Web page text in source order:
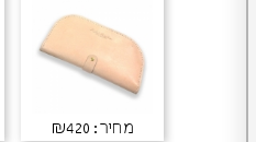
מחיר: ₪420